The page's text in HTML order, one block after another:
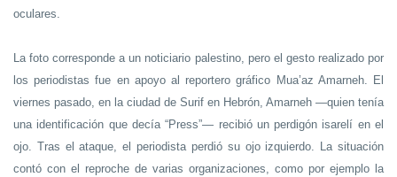
oculares.
La foto corresponde a un noticiario palestino, pero el gesto realizado por
los periodistas fue en apoyo al reportero gráfico Mua’az Amarneh. El
viernes pasado, en la ciudad de Surif en Hebrón, Amarneh —quien tenía
una identificación que decía “Press”— recibió un perdigón isarelí en el
ojo. Tras el ataque, el periodista perdió su ojo izquierdo. La situación
contó con el reproche de varias organizaciones, como por ejemplo la